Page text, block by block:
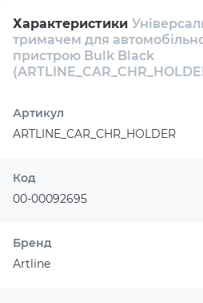
яких кліматичних умовах без
техніки.
Додатковою перевагою є
запобігати сплутуванню або
конструкції продумана таким
важливо в повсякденній
поставки входять усі
Характеристики
тримачем для
пристрою Bulk Black
Артикул
ARTLINE_CAR_CHR_HOLDER
Код
00-00092695
Бренд
Artline